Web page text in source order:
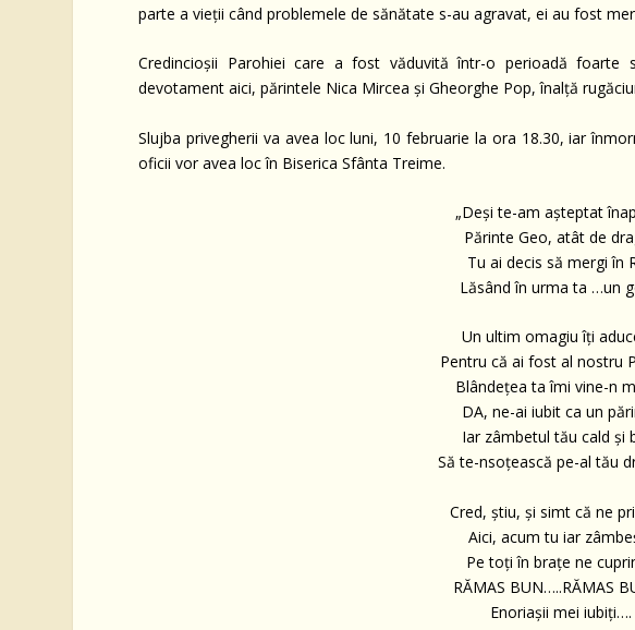
parte a vieții când problemele de sănătate s-au agravat, ei au fost
Credincioșii Parohiei care a fost văduvită într-o perioadă
devotament aici, părintele Nica Mircea și Gheorghe Pop, înalță
Slujba privegherii va avea loc luni, 10 februarie la ora 18.30, iar
oficii vor avea loc în Biserica Sfânta Treime.
„Deși te-am așteptat
Părinte Geo, atât de
Tu ai decis să mergi în
Lăsând în urma ta …un
Un ultim omagiu îți
Pentru că ai fost al nostru
Blândețea ta îmi vine-n
DA, ne-ai iubit ca un
Iar zâmbetul tău cald și
Să te-nsoțească pe-al tău
Cred, știu, și simt că ne
Aici, acum tu iar
Pe toți în brațe ne
RĂMAS BUN…..RĂMAS
Enoriașii mei iubiți….